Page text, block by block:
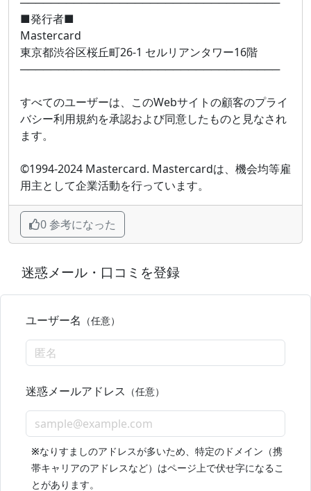
■発行者■
Mastercard
東京都渋谷区桜丘町26-1 セルリアンタワー16階
──────────────────────────────────
すべてのユーザーは、このWebサイトの顧客のプライ
バシー利用規約を承認および同意したものと見なされ
ます。
©1994-2024 Mastercard. Mastercardは、機会均等雇
用主として企業活動を行っています。
0 参考になった
迷惑メール・口コミを登録
ユーザー名 （任意）
迷惑メールアドレス （任意）
※なりすましのアドレスが多いため、特定のドメイン（携
帯キャリアのアドレスなど）はページ上で伏せ字になるこ
とがあります。